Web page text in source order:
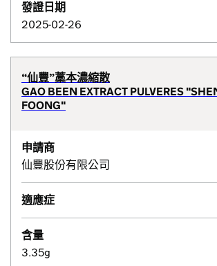
發證日期
2025-02-26
“仙豐”藁本濃縮散
GAO BEEN EXTRACT PULVERES
FOONG"
申請商
仙豐股份有限公司
適應症
含量
3.35g